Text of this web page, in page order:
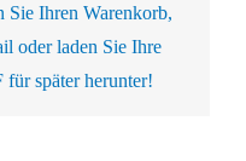
Ihren Warenkorb,
oder laden Sie Ihre
später herunter!